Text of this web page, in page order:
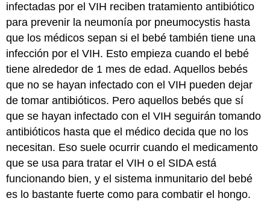
infectadas por el VIH reciben tratamiento antibiótico
para prevenir la neumonía por pneumocystis hasta
que los médicos sepan si el bebé también tiene una
infección por el VIH. Esto empieza cuando el bebé
tiene alrededor de 1 mes de edad. Aquellos bebés
que no se hayan infectado con el VIH pueden dejar
de tomar antibióticos. Pero aquellos bebés que sí
que se hayan infectado con el VIH seguirán tomando
antibióticos hasta que el médico decida que no los
necesitan. Eso suele ocurrir cuando el medicamento
que se usa para tratar el VIH o el SIDA está
funcionando bien, y el sistema inmunitario del bebé
es lo bastante fuerte como para combatir el hongo.